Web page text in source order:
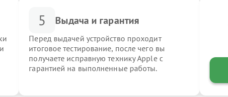
5 Выдача и гарантия
Перед выдачей устройство проходит
итоговое тестирование, после чего вы
получаете исправную технику Apple с
гарантией на выполненные работы.